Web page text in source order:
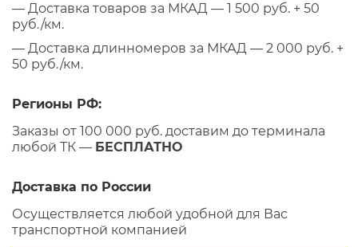
— Доставка товаров за МКАД — 1 500 руб. + 50
руб./км.
— Доставка длинномеров за МКАД — 2 000 руб. +
50 руб./км.
Регионы РФ:
Заказы от 100 000 руб. доставим до терминала
любой ТК — БЕСПЛАТНО
Доставка по России
Осуществляется любой удобной для Вас
транспортной компанией